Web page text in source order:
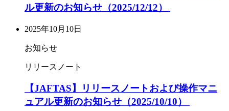
ル更新のお知らせ（2025/12/12）
2025年10月10日
お知らせ
リリースノート
【JAFTAS】リリースノートおよび操作マニ
ュアル更新のお知らせ（2025/10/10）